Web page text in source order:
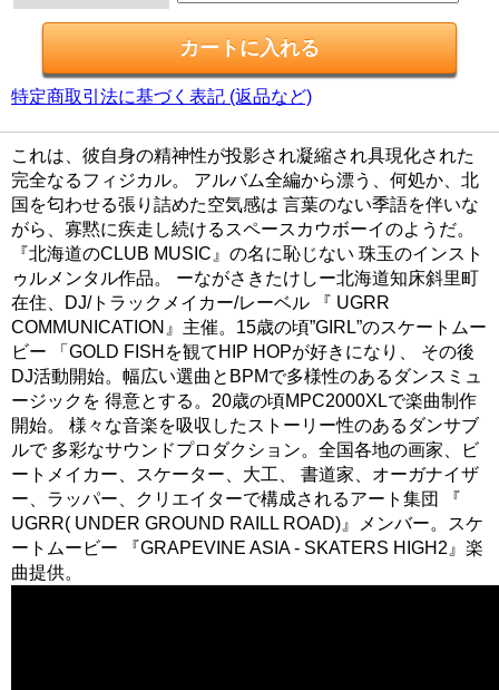
特定商取引法に基づく表記 (返品など)
これは、彼自身の精神性が投影され凝縮され具現化された
完全なるフィジカル。 アルバム全編から漂う、何処か、北
国を匂わせる張り詰めた空気感は 言葉のない季語を伴いな
がら、寡黙に疾走し続けるスペースカウボーイのようだ。
『北海道のCLUB MUSIC』の名に恥じない 珠玉のインスト
ゥルメンタル作品。 ーながさきたけしー北海道知床斜里町
在住、DJ/トラックメイカー/レーベル 『 UGRR
COMMUNICATION』主催。15歳の頃”GIRL”のスケートムー
ビー 「GOLD FISHを観てHIP HOPが好きになり、 その後
DJ活動開始。幅広い選曲とBPMで多様性のあるダンスミュ
ージックを 得意とする。20歳の頃MPC2000XLで楽曲制作
開始。 様々な音楽を吸収したストーリー性のあるダンサブ
ルで 多彩なサウンドプロダクション。全国各地の画家、ビ
ートメイカー、スケーター、大工、 書道家、オーガナイザ
ー、ラッパー、クリエイターで構成されるアート集団 『
UGRR( UNDER GROUND RAILL ROAD)』メンバー。スケ
ートムービー 『GRAPEVINE ASIA - SKATERS HIGH2』楽
曲提供。